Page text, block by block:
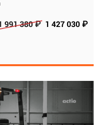
991 380 ₽ 1 427 030 ₽